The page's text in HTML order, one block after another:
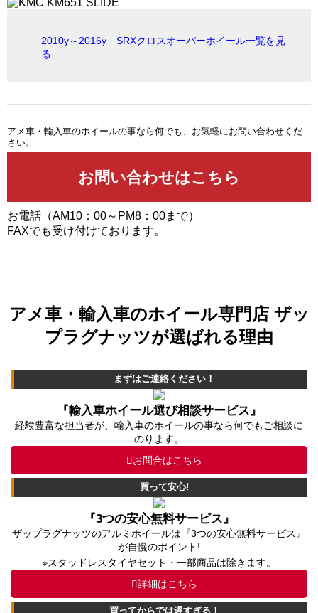
2010y～2016y SRXクロスオーバーホイール一覧を見
る
アメ車・輸入車のホイールの事なら何でも、お気軽にお問い合わせくだ
さい。
お電話（AM10：00～PM8：00まで）
FAXでも受け付けております。
アメ車・輸入車のホイール専門店 ザッ
プラグナッツが選ばれる理由
まずはご連絡ください！
『輸入車ホイール選び相談サービス』
経験豊富な担当者が、輸入車のホイールの事なら何でもご相談に
のります。
お問合はこちら
買って安心!
『3つの安心無料サービス』
ザップラグナッツのアルミホイールは『3つの安心無料サービス』
が自慢のポイント!
※スタッドレスタイヤセット・一部商品は除きます。
詳細はこちら
買ってからでは遅すぎる！